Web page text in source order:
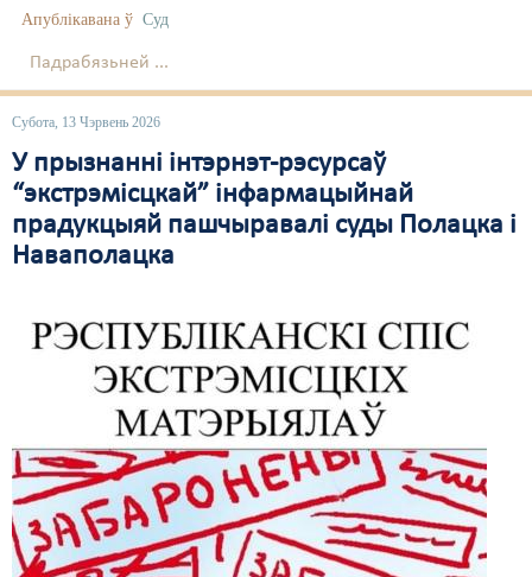
Апублікавана ў Суд
Падрабязьней ...
Субота, 13 Чэрвень 2026
У прызнанні інтэрнэт-рэсурсаў
“экстрэмісцкай” інфармацыйнай
прадукцыяй пашчыравалі суды Полацка і
Наваполацка